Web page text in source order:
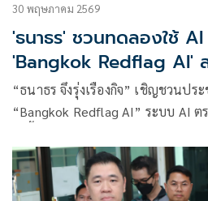
30 พฤษภาคม 2569
'ธนาธร' ชวนทดลองใช้
'Bangkok Redflag AI'
“ธนาธร จึงรุ่งเรืองกิจ” เชิญชวนปร
“Bangkok Redflag AI” ระบบ AI